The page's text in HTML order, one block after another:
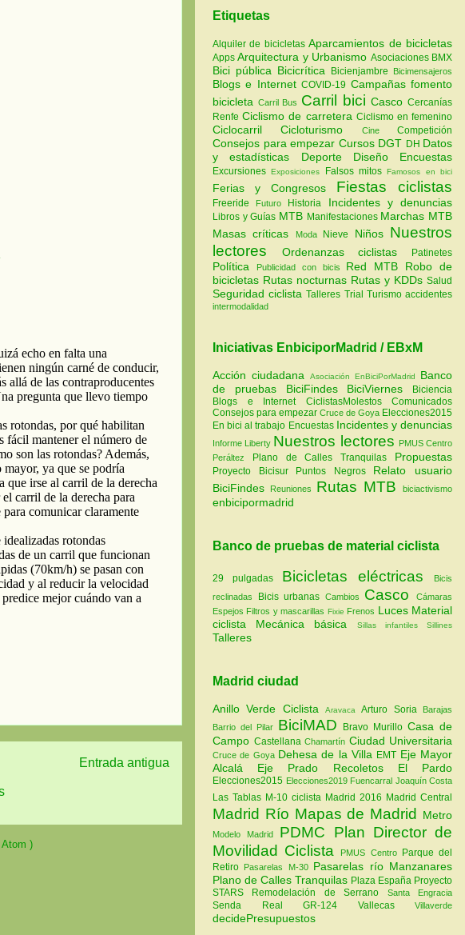
Entrada antigua
)
Etiquetas
Alquiler de bicicletasAparcamientos de bicicletas
AppsArquitectura y Urbanismo Asociaciones BMX
Bici pública Bicicrítica Bicienjambre Bicimensajeros
Blogs e InternetCOVID-19 Campañas fomento
bicicleta Carril Bus Carril biciCascoCercanías
RenfeCiclismo de carretera Ciclismo en femenino
CiclocarrilCicloturismo CineCompetición
Consejos para empezar Cursos DGT DH Datos
y estadísticas Deporte Diseño Encuestas
ExcursionesExposiciones Falsos mitosFamosos en bici
Ferias y Congresos Fiestas ciclistas
Freeride Futuro Historia Incidentes y denuncias
Libros y Guías MTB Manifestaciones Marchas MTB
Masas críticas
Moda Nieve Niños Nuestros
lectores
Ordenanzas ciclistas Patinetes
Política Publicidad con bicis Red MTB Robo de
bicicletas Rutas nocturnas Rutas y KDDs Salud
Seguridad ciclistaTalleres Trial Turismoaccidentes
intermodalidad
Iniciativas EnbiciporMadrid / EBxM
Acción ciudadana Asociación EnBiciPorMadrid
Banco
de pruebas
BiciFindes BiciViernes
Biciencia
Blogs e Internet
CiclistasMolestos
Comunicados
Consejos para empezar Cruce de Goya Elecciones2015
En bici al trabajo Encuestas Incidentes y denuncias
Informe Liberty Nuestros lectores
PMUS Centro
Peráltez
Plano de Calles Tranquilas Propuestas
Proyecto Bicisur Puntos Negros
Relato usuario
BiciFindes
Reuniones Rutas MTB biciactivismo
enbicipormadrid
Banco de pruebas de material ciclista
29 pulgadas Bicicletas eléctricas
Bicis
reclinadas
Bicis urbanas Cambios Casco
Cámaras
Espejos Filtros y mascarillas Fixie Frenos Luces Material
ciclista
Mecánica básica Sillas infantiles Sillines
Talleres
Madrid ciudad
Anillo Verde Ciclista AravacaArturo Soria
Barajas
Barrio del Pilar BiciMAD Bravo MurilloCasa de
Campo Castellana Chamartín Ciudad Universitaria
Cruce de Goya Dehesa de la Villa EMT Eje Mayor
Alcalá Eje Prado Recoletos El Pardo
Elecciones2015 Elecciones2019 Fuencarral Joaquín Costa
Las Tablas M-10 ciclista Madrid 2016 Madrid Central
Madrid Río Mapas de Madrid Metro
Modelo Madrid PDMC Plan Director de
Movilidad Ciclista
PMUS Centro Parque del
Retiro Pasarelas M-30 Pasarelas río Manzanares
Plano de Calles Tranquilas Plaza España Proyecto
STARS Remodelación de Serrano Santa Engracia
Senda Real GR-124 Vallecas Villaverde
decidePresupuestos